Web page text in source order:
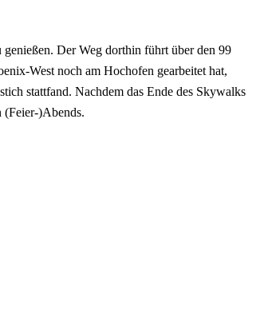
Der Weg dorthin führt über den 99
West noch am Hochofen gearbeitet hat,
stattfand. Nachdem das Ende des Skywalks
(Feier-)Abends.